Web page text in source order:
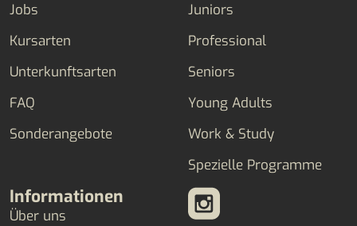
Jobs
Kursarten
Unterkunftsarten
FAQ
Sonderangebote
Juniors
Professional
Seniors
Young Adults
Work & Study
Spezielle Programme
Informationen
Über uns